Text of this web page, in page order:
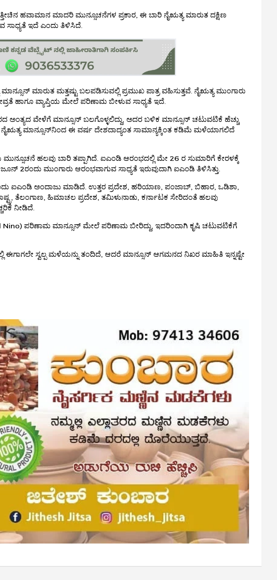
ಹವಾಮಾನ ಮಾದರಿ ಮುನ್ಸೂಚನೆಗಳ ಪ್ರಕಾರ, ಈ ಬಾರಿ ನೈಋತ್ಯ ಮಾರುತ ದಕ್ಷಿಣ
ಸಾಧ್ಯತೆ ಇದೆ ಎಂದು ತಿಳಿಸಿದೆ.
ಮಾರುತ ಮತ್ತಷ್ಟು ಬಲಪಡಿಸುವಲ್ಲಿ ಪ್ರಮುಖ ಪಾತ್ರ ವಹಿಸುತ್ತವೆ. ನೈಋತ್ಯ ಮುಂಗಾರು
ಹಾಗೂ ವ್ಯಾಪ್ತಿಯ ಮೇಲೆ ಪರಿಣಾಮ ಬೀಳುವ ಸಾಧ್ಯತೆ ಇದೆ.
ವೇಳೆಗೆ ಮಾನ್ಸೂನ್ ಬಲಗೊಳ್ಳಲಿದ್ದು, ಅದರ ಬಳಿಕ ಮಾನ್ಸೂನ್ ಚಟುವಟಿಕೆ ಹೆಚ್ಚು
ಮಾನ್ಸೂನ್‌ನಿಂದ ಈ ವರ್ಷ ದೇಶದಾದ್ಯಂತ ಸಾಮಾನ್ಯಕ್ಕಿಂತ ಕಡಿಮೆ ಮಳೆಯಾಗಲಿದೆ
ಹಲವು ಬಾರಿ ತಪ್ಪಾಗಿದೆ. ಐಎಂಡಿ ಆರಂಭದಲ್ಲಿ ಮೇ 26 ರ ಸುಮಾರಿಗೆ ಕೇರಳಕ್ಕೆ
2ರಂದು ಮುಂಗಾರು ಆರಂಭವಾಗುವ ಸಾಧ್ಯತೆ ಇರುವುದಾಗಿ ಐಎಂಡಿ ತಿಳಿಸಿತ್ತು.
ಐಎಂಡಿ ಅಂದಾಜು ಮಾಡಿದೆ. ಉತ್ತರ ಪ್ರದೇಶ, ಹರಿಯಾಣ, ಪಂಜಾಬ್, ಬಿಹಾರ, ಒಡಿಶಾ,
ತೆಲಂಗಾಣ, ಹಿಮಾಚಲ ಪ್ರದೇಶ, ತಮಿಳುನಾಡು, ಕರ್ನಾಟಕ ಸೇರಿದಂತೆ ಹಲವು
ನೀಡಿದೆ.
ಪರಿಣಾಮ ಮಾನ್ಸೂನ್ ಮೇಲೆ ಪರಿಣಾಮ ಬೀರಿದ್ದು, ಇದರಿಂದಾಗಿ ಕೃಷಿ ಚಟುವಟಿಕೆಗೆ
ಸ್ವಲ್ಪ ಮಳೆಯನ್ನು ತಂದಿದೆ, ಆದರೆ ಮಾನ್ಸೂನ್ ಆಗಮನದ ನಿಖರ ಮಾಹಿತಿ ಇನ್ನಷ್ಟೇ